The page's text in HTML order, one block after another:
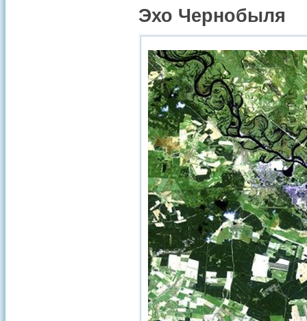
Эхо Чернобыля